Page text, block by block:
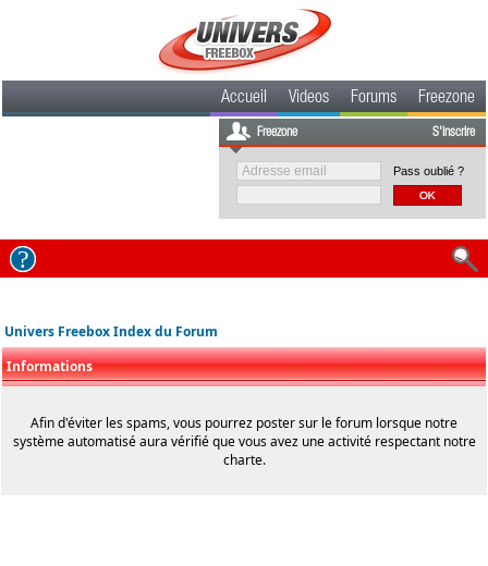
Accueil Videos Forums Freezone
Freezone S'inscrire
Pass oublié ?
Univers Freebox Index du Forum
Informations
Afin d'éviter les spams, vous pourrez poster sur le forum lorsque notre
système automatisé aura vérifié que vous avez une activité respectant notre
charte.